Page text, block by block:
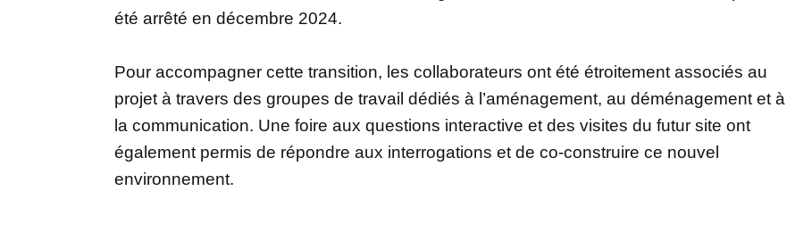
été arrêté en décembre 2024.
Pour accompagner cette transition, les collaborateurs ont été étroitement associés au
projet à travers des groupes de travail dédiés à l’aménagement, au déménagement et à
la communication. Une foire aux questions interactive et des visites du futur site ont
également permis de répondre aux interrogations et de co-construire ce nouvel
environnement.